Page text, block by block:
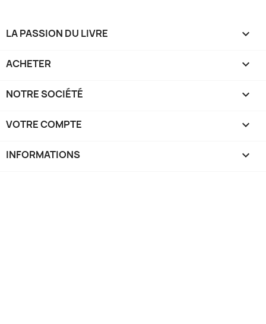
LA PASSION DU LIVRE 
ACHETER 
NOTRE SOCIÉTÉ 
VOTRE COMPTE 
INFORMATIONS keyboard_arrow_down